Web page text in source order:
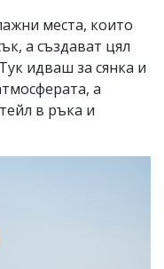
места, които
а създават цял
идваш за сянка и
а
в ръка и